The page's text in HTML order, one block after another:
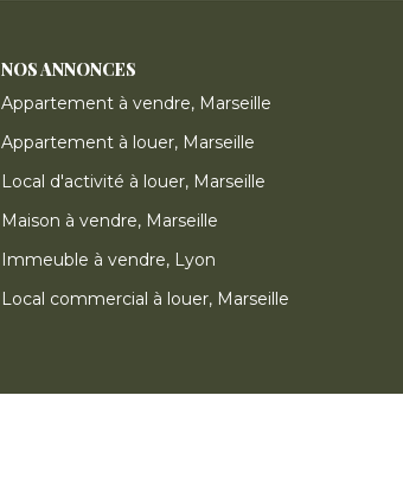
NOS ANNONCES
Appartement à vendre, Marseille
Appartement à louer, Marseille
Local d'activité à louer, Marseille
Maison à vendre, Marseille
Immeuble à vendre, Lyon
Local commercial à louer, Marseille